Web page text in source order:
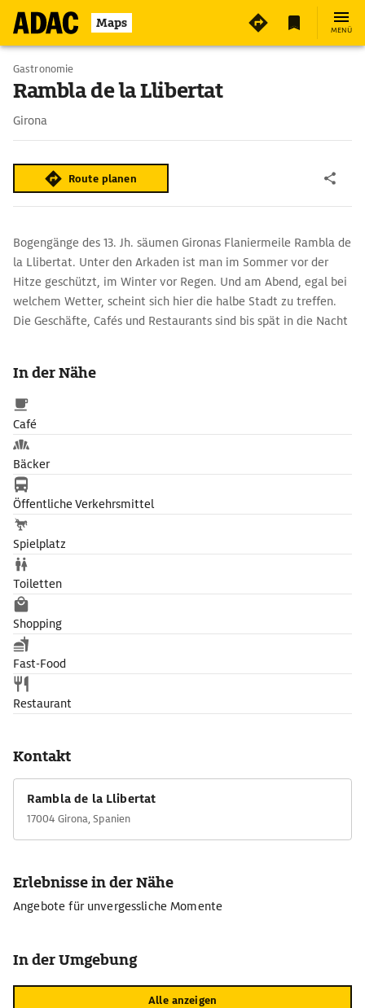
Maps MENÜ
Gastronomie
Rambla de la Llibertat
Girona
Route planen
Bogengänge des 13. Jh. säumen Gironas Flaniermeile Rambla de
la Llibertat. Unter den Arkaden ist man im Sommer vor der
Hitze geschützt, im Winter vor Regen. Und am Abend, egal bei
welchem Wetter, scheint sich hier die halbe Stadt zu treffen.
Die Geschäfte, Cafés und Restaurants sind bis spät in die Nacht
In der Nähe
Café
Bäcker
Öffentliche Verkehrsmittel
Spielplatz
Toiletten
Shopping
Fast-Food
Restaurant
Kontakt
Rambla de la Llibertat
17004 Girona, Spanien
Erlebnisse in der Nähe
Angebote für unvergessliche Momente
In der Umgebung
Alle anzeigen